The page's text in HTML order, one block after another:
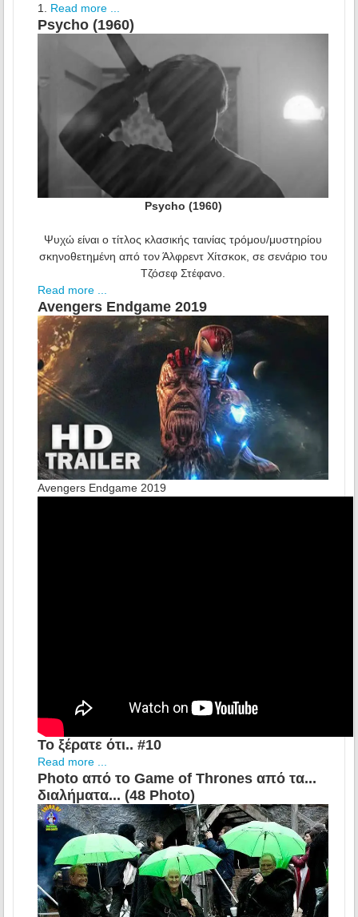
Read more ...
Psycho (1960)
Psycho (1960)
Ψυχώ είναι ο τίτλος κλασικής ταινίας τρόμου/μυστηρίου
σκηνοθετημένη από τον Άλφρεντ Χίτσκοκ, σε σενάριο του
Τζόσεφ Στέφανο.
Read more ...
Avengers Endgame 2019
Avengers Endgame 2019
Το ξέρατε ότι.. #10
Read more ...
Photo από το Game of Thrones από τα...
διαλήματα... (48 Photo)